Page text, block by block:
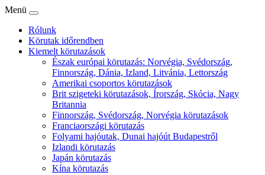
Menü
Rólunk
Körutak időrendben
Kiemelt körutazások
Észak európai körutazás: Norvégia, Svédország,
Finnország, Dánia, Izland, Litvánia, Lettország
Amerikai csoportos körutazások
Brit szigeteki körutazások, Írország, Skócia, Nagy
Britannia
Finnország, Svédország, Norvégia körutazások
Franciaországi körutazás
Folyami hajóutak, Dunai hajóút Budapestről
Izlandi körutazás
Japán körutazás
Kína körutazás